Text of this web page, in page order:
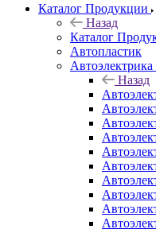
Каталог Продукции
Назад
Каталог
Автопластик
Автоэлектрика
Назад